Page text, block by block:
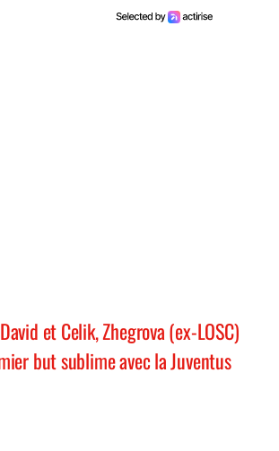
et Celik, Zhegrova (ex-LOSC)
but sublime avec la Juventus